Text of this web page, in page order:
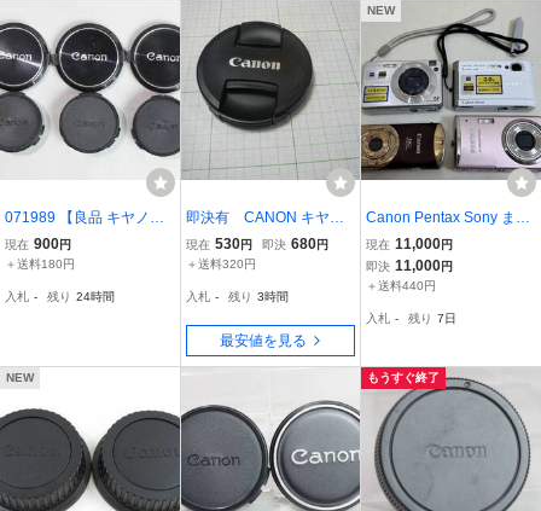
～
071989 【良品 キヤノ
ン】 Canon C-55レンズ
キャップ 3枚+FDリアキ
送料最安180円～
現在 900円
＋送料180円
入札 - 残り 24時間
即決有 CANON キヤノ
ン 純正 前玉FRONT レ
ンズキャップ LENS CAP
320円～
現在 530円 即決 680円
＋送料320円
入札 - 残り 3時間
最安値を見る
NEW
Canon Pentax Sony まと
めて4台デジタルカメラ
現在 11,000円
即決 11,000円
＋送料440円
入札 - 残り 7日
NEW もうすぐ終了